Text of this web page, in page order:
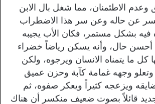
وعدم الاطئمنان، مما شغل بال الابن
عن حاله وعن سر هذا الاضطراب
فيه بشكل مستمر، فكان الأب يجيبه
أحسن حال، وأنه يسكن رياضاً خضراء
كل ما يتمناه الانسان ويرجوه، ولكن
وجهه غمامة كآبة وحزن عميق
ويزعجه كثيراً ويعكر صفوه، ثم
قائلاً بصوت ضعيف منكسر أن هناك